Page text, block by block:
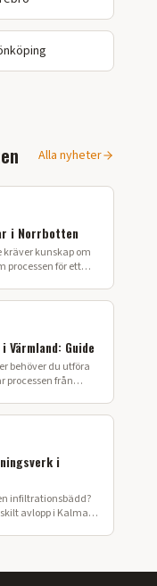
Alla nyheter
i Norrbotten
kräver kunskap om
processen för ett
Guide
behöver du utföra
processen från
i
infiltrationsbädd?
avlopp i Kalmar